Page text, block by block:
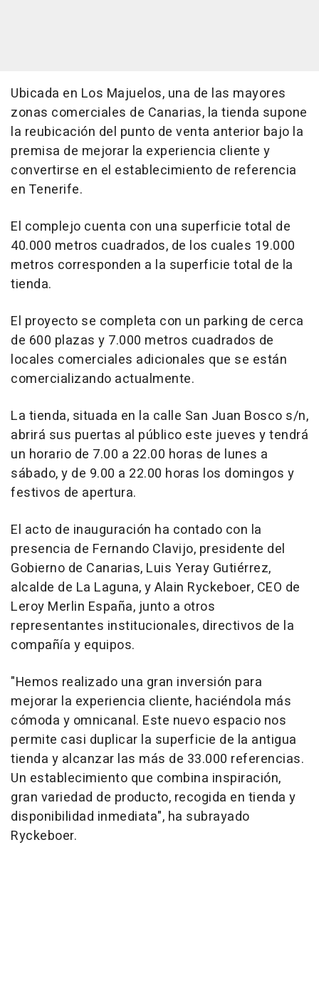
Ubicada en Los Majuelos, una de las mayores
zonas comerciales de Canarias, la tienda supone
la reubicación del punto de venta anterior bajo la
premisa de mejorar la experiencia cliente y
convertirse en el establecimiento de referencia
en Tenerife.
El complejo cuenta con una superficie total de
40.000 metros cuadrados, de los cuales 19.000
metros corresponden a la superficie total de la
tienda.
El proyecto se completa con un parking de cerca
de 600 plazas y 7.000 metros cuadrados de
locales comerciales adicionales que se están
comercializando actualmente.
La tienda, situada en la calle San Juan Bosco s/n,
abrirá sus puertas al público este jueves y tendrá
un horario de 7.00 a 22.00 horas de lunes a
sábado, y de 9.00 a 22.00 horas los domingos y
festivos de apertura.
El acto de inauguración ha contado con la
presencia de Fernando Clavijo, presidente del
Gobierno de Canarias, Luis Yeray Gutiérrez,
alcalde de La Laguna, y Alain Ryckeboer, CEO de
Leroy Merlin España, junto a otros
representantes institucionales, directivos de la
compañía y equipos.
"Hemos realizado una gran inversión para
mejorar la experiencia cliente, haciéndola más
cómoda y omnicanal. Este nuevo espacio nos
permite casi duplicar la superficie de la antigua
tienda y alcanzar las más de 33.000 referencias.
Un establecimiento que combina inspiración,
gran variedad de producto, recogida en tienda y
disponibilidad inmediata", ha subrayado
Ryckeboer.